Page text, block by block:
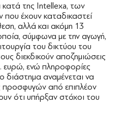
κατά της Intellexa, των
που έχουν καταδικαστεί
αλλά και ακόμη 13
σύμφωνα με την αγωγή,
του δικτύου του
διεκδικούν αποζημιώσεις
ευρώ, ενώ πληροφορίες
διάστημα αναμένεται να
προσφυγών από επιπλέον
ότι υπήρξαν στόχοι του